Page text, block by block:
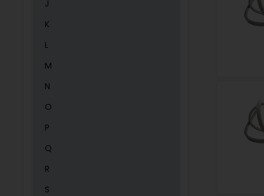
J
K
L
M
N
O
P
Q
R
S